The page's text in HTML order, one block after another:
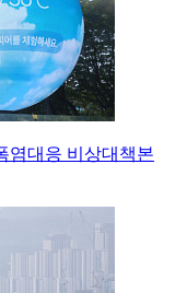
염대응 비상대책본